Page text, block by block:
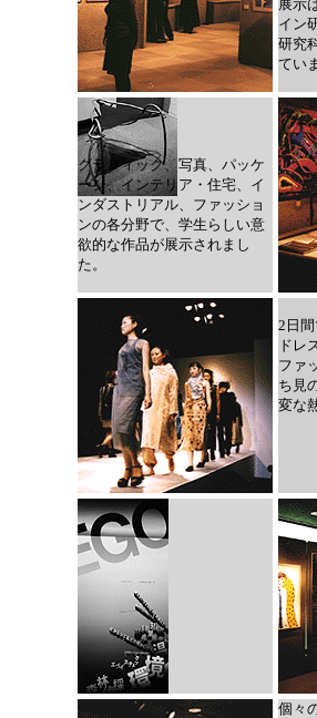
展示
イン
研究
てい
グラフィック、写真、パッケ
ージ、インテリア・住宅、イ
ンダストリアル、ファッショ
ンの各分野で、学生らしい意
欲的な作品が展示されまし
た。
2日
ドレ
ファ
ち見
変な
個々